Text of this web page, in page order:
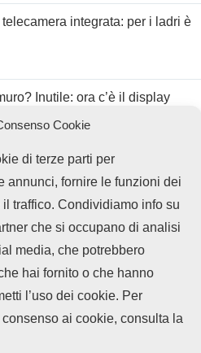
Cookie
di terze parti per
annunci, fornire le funzioni dei
traffico. Condividiamo info su
che si occupano di analisi
media, che potrebbero
hai fornito o che hanno
l’uso dei cookie. Per
ai cookie, consulta la
integrata: per i ladri è
Inutile: ora c’è il display
Disclaimer
Privacy Policy
di